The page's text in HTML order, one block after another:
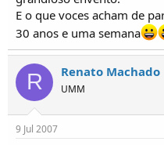
E o que voces acham de
30 anos e uma semana
R Renato Machado
UMM
9 Jul 2007